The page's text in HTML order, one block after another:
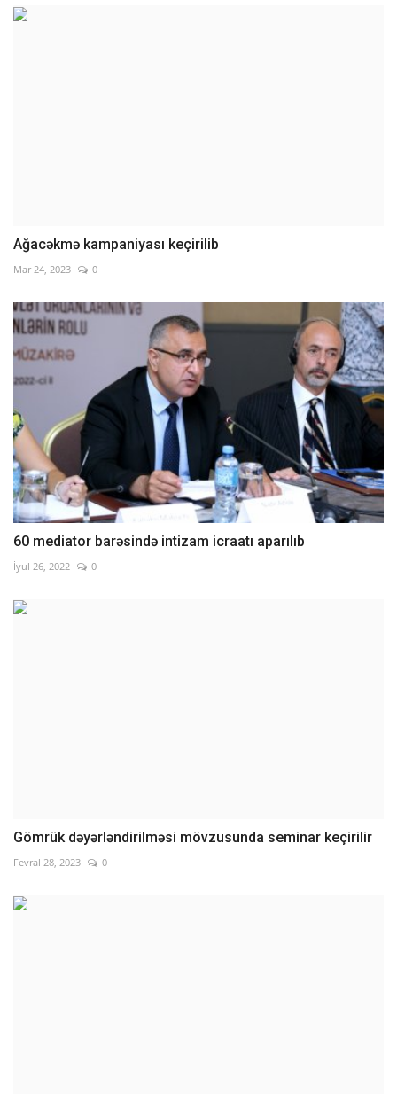
Ağacəkmə kampaniyası keçirilib
Mar 24, 2023 0
60 mediator barəsində intizam icraatı aparılıb
İyul 26, 2022 0
Gömrük dəyərləndirilməsi mövzusunda seminar keçirilir
Fevral 28, 2023 0